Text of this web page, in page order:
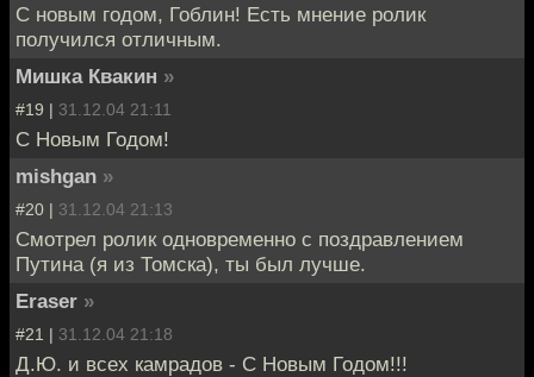
С новым годом, Гоблин! Есть мнение ролик
получился отличным.
Мишка Квакин »
#19 | 31.12.04 21:11
С Новым Годом!
mishgan »
#20 | 31.12.04 21:13
Смотрел ролик одновременно с поздравлением
Путина (я из Томска), ты был лучше.
Eraser »
#21 | 31.12.04 21:18
Д.Ю. и всех камрадов - С Новым Годом!!!